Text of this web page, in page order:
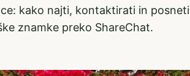
kako najti, kontaktirati in posneti
znamke preko ShareChat.